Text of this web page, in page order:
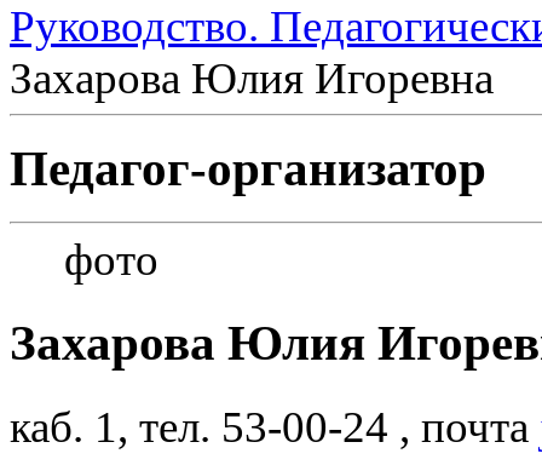
Руководство.
Захарова Юлия Игоревна
Педагог-организатор
фото
Захарова Юлия
каб. 1, тел. 53-00-24 , почта